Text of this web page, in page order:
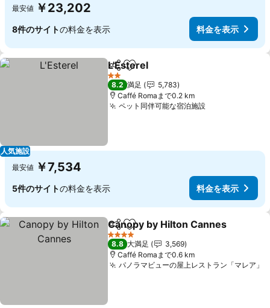
最安値 ￥23,202
8件のサイトの料金を表示 料金を表示
人気施設
シェアお気に入りに追加
L'Esterel
2 ホテルのランク
8.2 満足
5,783
Caffé Romaまで0.2 km
ペット同伴可能な宿泊施設料金を表示
最安値 ￥7,534
5件のサイトの料金を表示 料金を表示
シェアお気に入りに追加
Canopy by Hilton Cannes
4 ホテルのランク
8.8 大満足
3,569
Caffé Romaまで0.6 km
パノラマビューの屋上レストラン「マレア」